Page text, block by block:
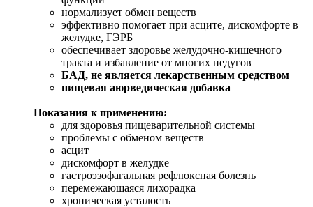
нормализует обмен веществ
эффективно помогает при асците, дискомфорте в
желудке, ГЭРБ
обеспечивает здоровье желудочно-кишечного
тракта и избавление от многих недугов
БАД, не является лекарственным средством
пищевая аюрведическая добавка
Показания к применению:
для здоровья пищеварительной системы
проблемы с обменом веществ
асцит
дискомфорт в желудке
гастроэзофагальная рефлюксная болезнь
перемежающаяся лихорадка
хроническая усталость